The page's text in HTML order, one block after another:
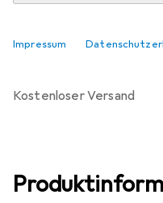
Impressum
In
kostenloser Versand